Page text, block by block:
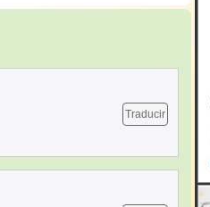
Traducir